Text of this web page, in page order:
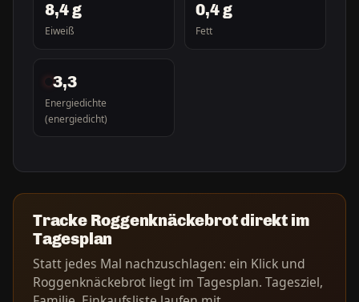
8,4 g
Eiweiß
0,4 g
Fett
3,3
Energiedichte
(energiedicht)
Tracke Roggenknäckebrot direkt im
Tagesplan
Statt jedes Mal nachzuschlagen: ein Klick und
Roggenknäckebrot liegt im Tagesplan. Tagesziel,